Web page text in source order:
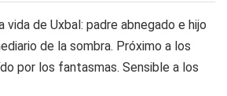
vida de Uxbal: padre abnegado e hijo
de la sombra. Próximo a los
por los fantasmas. Sensible a los